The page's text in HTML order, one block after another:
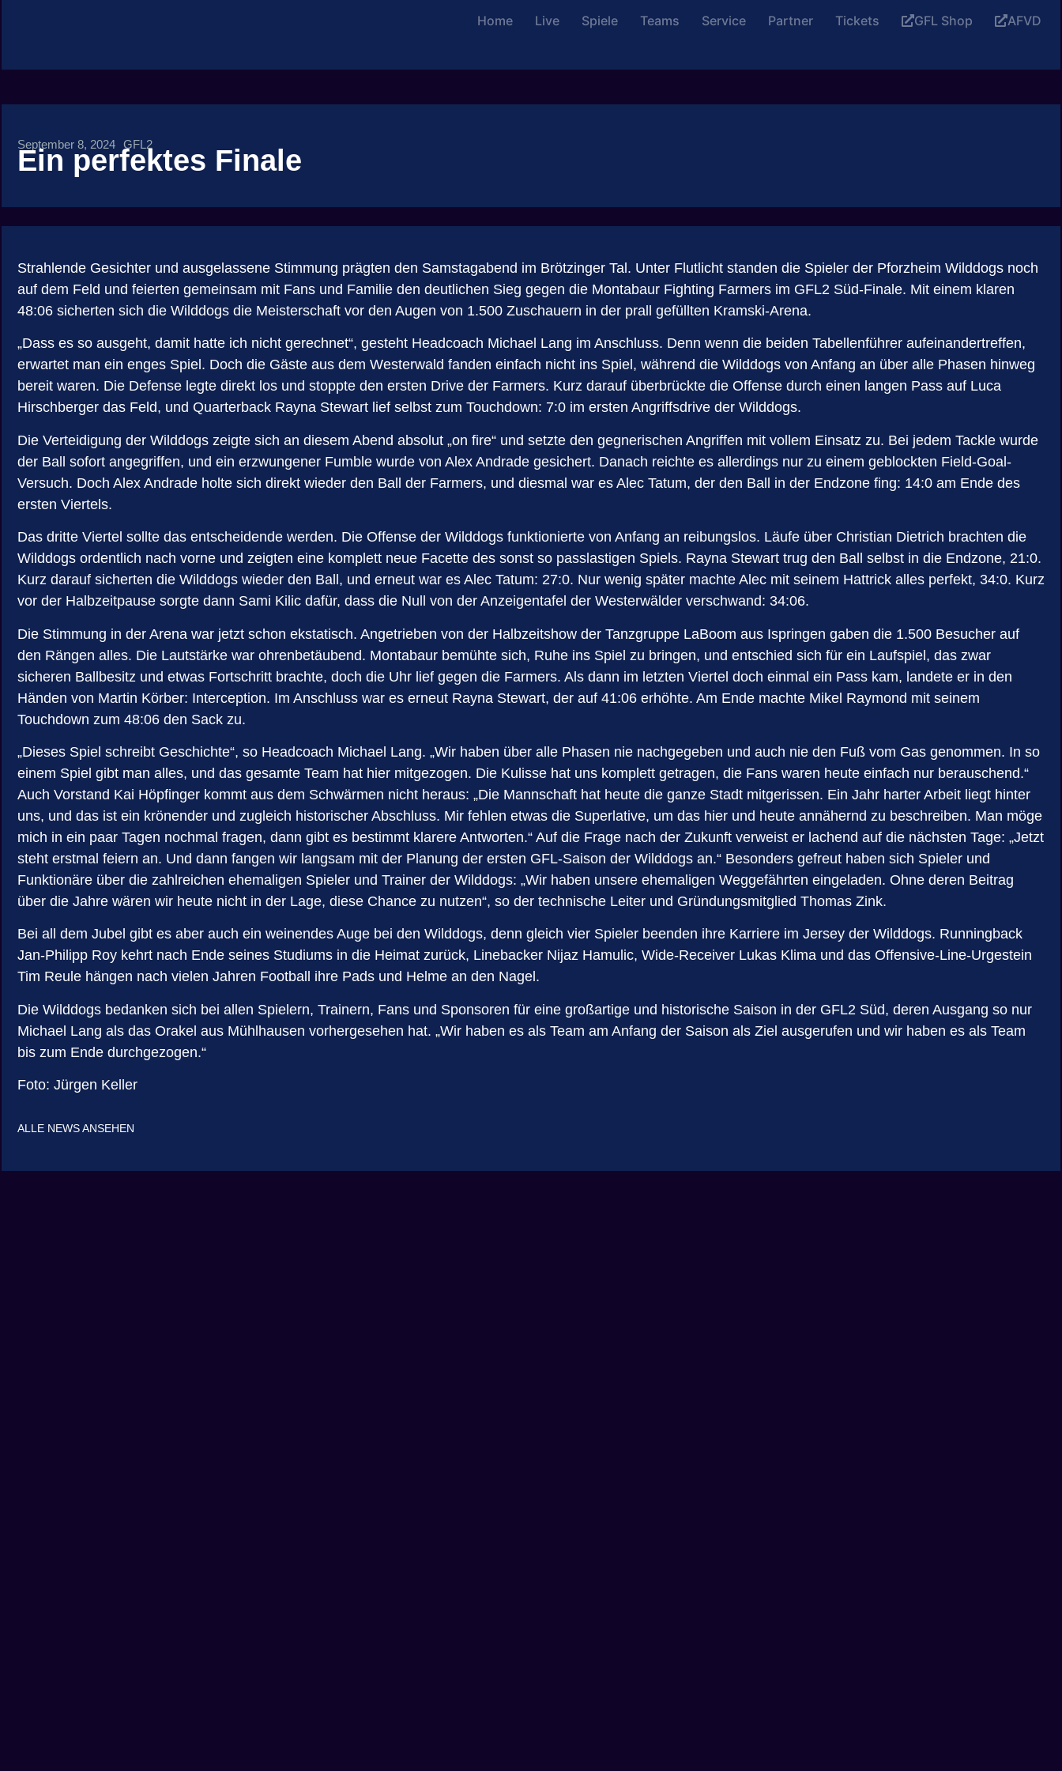
Home Live Spiele Teams Service Partner Tickets GFL Shop AFVD
September 8, 2024 GFL2
Ein perfektes Finale
Strahlende Gesichter und ausgelassene Stimmung prägten den Samstagabend im Brötzinger Tal. Unter Flutlicht standen die Spieler der Pforzheim Wilddogs noch
auf dem Feld und feierten gemeinsam mit Fans und Familie den deutlichen Sieg gegen die Montabaur Fighting Farmers im GFL2 Süd-Finale. Mit einem klaren
48:06 sicherten sich die Wilddogs die Meisterschaft vor den Augen von 1.500 Zuschauern in der prall gefüllten Kramski-Arena.
„Dass es so ausgeht, damit hatte ich nicht gerechnet“, gesteht Headcoach Michael Lang im Anschluss. Denn wenn die beiden Tabellenführer aufeinandertreffen,
erwartet man ein enges Spiel. Doch die Gäste aus dem Westerwald fanden einfach nicht ins Spiel, während die Wilddogs von Anfang an über alle Phasen hinweg
bereit waren. Die Defense legte direkt los und stoppte den ersten Drive der Farmers. Kurz darauf überbrückte die Offense durch einen langen Pass auf Luca
Hirschberger das Feld, und Quarterback Rayna Stewart lief selbst zum Touchdown: 7:0 im ersten Angriffsdrive der Wilddogs.
Die Verteidigung der Wilddogs zeigte sich an diesem Abend absolut „on fire“ und setzte den gegnerischen Angriffen mit vollem Einsatz zu. Bei jedem Tackle wurde
der Ball sofort angegriffen, und ein erzwungener Fumble wurde von Alex Andrade gesichert. Danach reichte es allerdings nur zu einem geblockten Field-Goal-
Versuch. Doch Alex Andrade holte sich direkt wieder den Ball der Farmers, und diesmal war es Alec Tatum, der den Ball in der Endzone fing: 14:0 am Ende des
ersten Viertels.
Das dritte Viertel sollte das entscheidende werden. Die Offense der Wilddogs funktionierte von Anfang an reibungslos. Läufe über Christian Dietrich brachten die
Wilddogs ordentlich nach vorne und zeigten eine komplett neue Facette des sonst so passlastigen Spiels. Rayna Stewart trug den Ball selbst in die Endzone, 21:0.
Kurz darauf sicherten die Wilddogs wieder den Ball, und erneut war es Alec Tatum: 27:0. Nur wenig später machte Alec mit seinem Hattrick alles perfekt, 34:0. Kurz
vor der Halbzeitpause sorgte dann Sami Kilic dafür, dass die Null von der Anzeigentafel der Westerwälder verschwand: 34:06.
Die Stimmung in der Arena war jetzt schon ekstatisch. Angetrieben von der Halbzeitshow der Tanzgruppe LaBoom aus Ispringen gaben die 1.500 Besucher auf
den Rängen alles. Die Lautstärke war ohrenbetäubend. Montabaur bemühte sich, Ruhe ins Spiel zu bringen, und entschied sich für ein Laufspiel, das zwar
sicheren Ballbesitz und etwas Fortschritt brachte, doch die Uhr lief gegen die Farmers. Als dann im letzten Viertel doch einmal ein Pass kam, landete er in den
Händen von Martin Körber: Interception. Im Anschluss war es erneut Rayna Stewart, der auf 41:06 erhöhte. Am Ende machte Mikel Raymond mit seinem
Touchdown zum 48:06 den Sack zu.
„Dieses Spiel schreibt Geschichte“, so Headcoach Michael Lang. „Wir haben über alle Phasen nie nachgegeben und auch nie den Fuß vom Gas genommen. In so
einem Spiel gibt man alles, und das gesamte Team hat hier mitgezogen. Die Kulisse hat uns komplett getragen, die Fans waren heute einfach nur berauschend.“
Auch Vorstand Kai Höpfinger kommt aus dem Schwärmen nicht heraus: „Die Mannschaft hat heute die ganze Stadt mitgerissen. Ein Jahr harter Arbeit liegt hinter
uns, und das ist ein krönender und zugleich historischer Abschluss. Mir fehlen etwas die Superlative, um das hier und heute annähernd zu beschreiben. Man möge
mich in ein paar Tagen nochmal fragen, dann gibt es bestimmt klarere Antworten.“ Auf die Frage nach der Zukunft verweist er lachend auf die nächsten Tage: „Jetzt
steht erstmal feiern an. Und dann fangen wir langsam mit der Planung der ersten GFL-Saison der Wilddogs an.“ Besonders gefreut haben sich Spieler und
Funktionäre über die zahlreichen ehemaligen Spieler und Trainer der Wilddogs: „Wir haben unsere ehemaligen Weggefährten eingeladen. Ohne deren Beitrag
über die Jahre wären wir heute nicht in der Lage, diese Chance zu nutzen“, so der technische Leiter und Gründungsmitglied Thomas Zink.
Bei all dem Jubel gibt es aber auch ein weinendes Auge bei den Wilddogs, denn gleich vier Spieler beenden ihre Karriere im Jersey der Wilddogs. Runningback
Jan-Philipp Roy kehrt nach Ende seines Studiums in die Heimat zurück, Linebacker Nijaz Hamulic, Wide-Receiver Lukas Klima und das Offensive-Line-Urgestein
Tim Reule hängen nach vielen Jahren Football ihre Pads und Helme an den Nagel.
Die Wilddogs bedanken sich bei allen Spielern, Trainern, Fans und Sponsoren für eine großartige und historische Saison in der GFL2 Süd, deren Ausgang so nur
Michael Lang als das Orakel aus Mühlhausen vorhergesehen hat. „Wir haben es als Team am Anfang der Saison als Ziel ausgerufen und wir haben es als Team
bis zum Ende durchgezogen.“
Foto: Jürgen Keller
ALLE NEWS ANSEHEN